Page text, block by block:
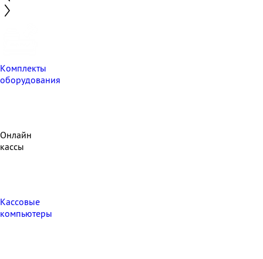
Комплекты
оборудования
Онлайн
кассы
Кассовые
компьютеры